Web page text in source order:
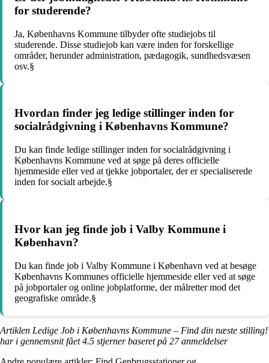
for studerende?
Ja, Københavns Kommune tilbyder ofte studiejobs til
studerende. Disse studiejob kan være inden for forskellige
områder, herunder administration, pædagogik, sundhedsvæsen
osv.§
Hvordan finder jeg ledige stillinger inden for
socialrådgivning i Københavns Kommune?
Du kan finde ledige stillinger inden for socialrådgivning i
Københavns Kommune ved at søge på deres officielle
hjemmeside eller ved at tjekke jobportaler, der er specialiserede
inden for socialt arbejde.§
Hvor kan jeg finde job i Valby Kommune i
København?
Du kan finde job i Valby Kommune i København ved at besøge
Københavns Kommunes officielle hjemmeside eller ved at søge
på jobportaler og online jobplatforme, der målretter mod det
geografiske område.§
Artiklen Ledige Job i Københavns Kommune – Find din næste stilling!
har i gennemsnit fået4.5 stjerner baseret på 27anmeldelser